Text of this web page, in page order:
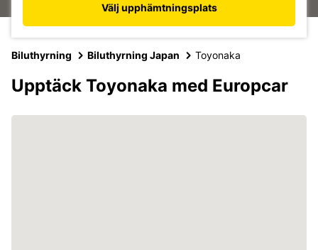
Välj upphämtningsplats
Biluthyrning Biluthyrning Japan Toyonaka
Upptäck Toyonaka med Europcar